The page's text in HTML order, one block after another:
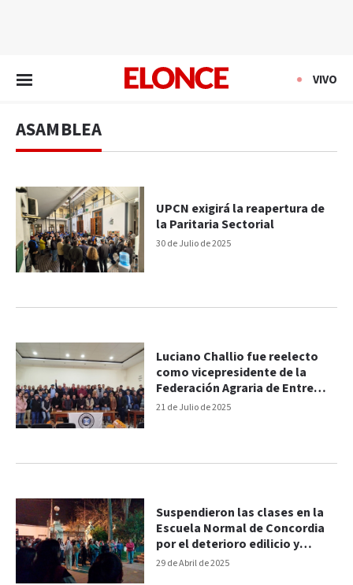
VIVO
ASAMBLEA
30 de Julio de 2025
UPCN exigirá la reapertura de
la Paritaria Sectorial
21 de Julio de 2025
Luciano Challio fue reelecto
como vicepresidente de la
Federación Agraria de Entre
Ríos
29 de Abril de 2025
Suspendieron las clases en la
Escuela Normal de Concordia
por el deterioro edilicio y
afecta a casi 2 mil estudiantes